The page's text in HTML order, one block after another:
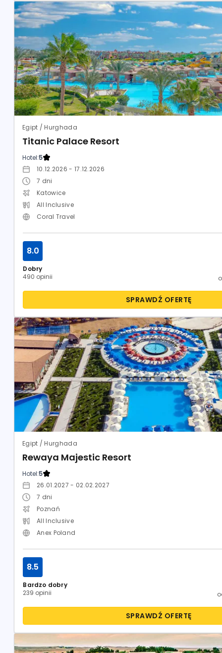
Egipt / Hurghada
Titanic Palace Resort
Hotel:5
10.12.2026 - 17.12.2026
7 dni
Katowice
All Inclusive
Coral Travel
Dobry
490 opinii
8.0
SPRAWDŹ OFERTĘ
Egipt / Hurghada
Rewaya Majestic Resort
Hotel:5
26.01.2027 - 02.02.2027
7 dni
Poznań
All Inclusive
Anex Poland
Bardzo dobry
239 opinii
8.5
SPRAWDŹ OFERTĘ